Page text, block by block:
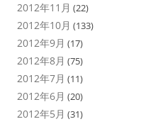
2012年11月 (22)
2012年10月 (133)
2012年9月 (17)
2012年8月 (75)
2012年7月 (11)
2012年6月 (20)
2012年5月 (31)